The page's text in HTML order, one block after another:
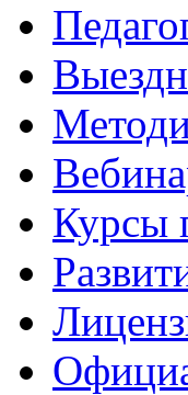
Курсы